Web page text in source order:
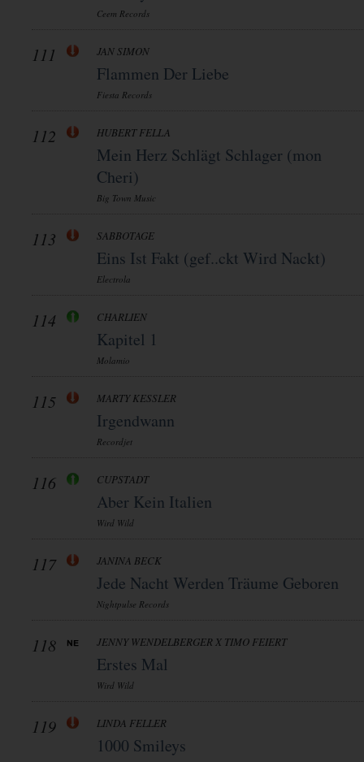
Ceem Records
111 JAN SIMON
Flammen Der Liebe
Fiesta Records
112 HUBERT FELLA
Mein Herz Schlägt Schlager (mon
Cheri)
Big Town Music
113 SABBOTAGE
Eins Ist Fakt (gef..ckt Wird Nackt)
Electrola
114 CHARLIEN
Kapitel 1
Molamio
115 MARTY KESSLER
Irgendwann
Recordjet
116 CUPSTADT
Aber Kein Italien
Wird Wild
117 JANINA BECK
Jede Nacht Werden Träume Geboren
Nightpulse Records
118 JENNY WENDELBERGER X TIMO FEIERT
Erstes Mal
Wird Wild
119 LINDA FELLER
1000 Smileys